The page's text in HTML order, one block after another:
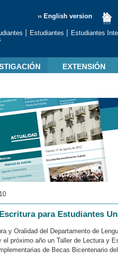
›› English version
Estudiantes Estudiantes
EXTENSIÓN
para Estudiantes
y Oralidad del Departamento de
el próximo año un Taller de Lectura y
de Becas Bicentenario